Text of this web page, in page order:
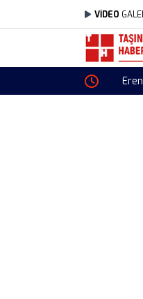
VİDEO